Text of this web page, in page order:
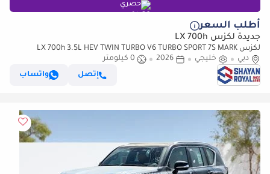
حصري
أطلب السعر
جديدة لكزس LX 700h
لكزس LX 700h 3.5L HEV TWIN TURBO V6 TURBO SPORT 7S MARK
LEVINSON | AUTO PARKING, 2026MY
دبي خليجي 2026
0 كيلومتر
إتصل
واتساب